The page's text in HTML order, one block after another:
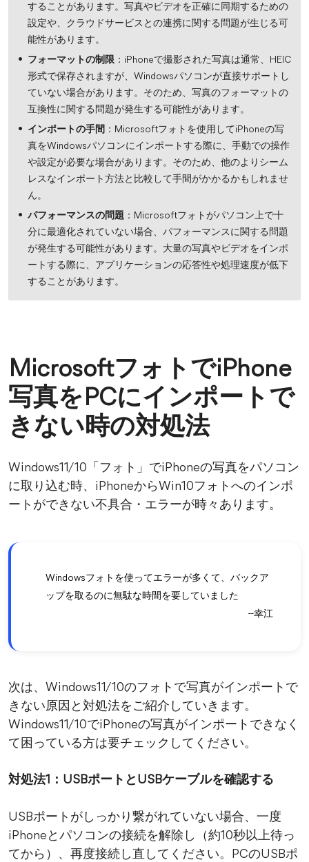
することがあります。写真やビデオを正確に同期するための
設定や、クラウドサービスとの連携に関する問題が生じる可
能性があります。
フォーマットの制限：iPhoneで撮影された写真は通常、HEIC
形式で保存されますが、Windowsパソコンが直接サポートし
ていない場合があります。そのため、写真のフォーマットの
互換性に関する問題が発生する可能性があります。
インポートの手間 ：Microsoftフォトを使用してiPhoneの写
真をWindowsパソコンにインポートする際に、手動での操作
や設定が必要な場合があります。そのため、他のよりシーム
レスなインポート方法と比較して手間がかかるかもしれませ
ん。
パフォーマンスの問題 ：Microsoftフォトがパソコン上で十
分に最適化されていない場合、パフォーマンスに関する問題
が発生する可能性があります。大量の写真やビデオをインポ
ートする際に、アプリケーションの応答性や処理速度が低下
することがあります。
MicrosoftフォトでiPhone
写真をPCにインポートで
きない時の対処法
Windows11/10「フォト」でiPhoneの写真をパソコン
に取り込む時、iPhoneからWin10フォトへのインポ
ートができない不具合・エラーが時々あります。
Windowsフォトを使ってエラーが多くて、バックア
ップを取るのに無駄な時間を要していました
--幸江
次は、Windows11/10のフォトで写真がインポートで
きない原因と対処法をご紹介していきます。
Windows11/10でiPhoneの写真がインポートできなく
て困っている方は要チェックしてください。
対処法1：USBポートとUSBケーブルを確認する
USBポートがしっかり繋がれていない場合、一度
iPhoneとパソコンの接続を解除し（約10秒以上待っ
てから）、再度接続し直してください。PCのUSBポ